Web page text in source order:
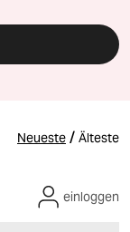
Neueste / Älteste
einloggen